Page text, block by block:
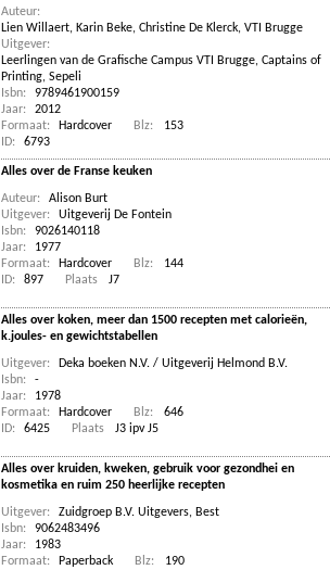
Auteur:
Lien Willaert, Karin Beke, Christine De Klerck, VTI Brugge
Uitgever:
Leerlingen van de Grafische Campus VTI Brugge, Captains of
Printing, Sepeli
Isbn:
9789461900159
Jaar:
2012
Formaat:
Hardcover Blz:
153
ID:
6793
Alles over de Franse keuken
Auteur:
Alison Burt
Uitgever:
Uitgeverij De Fontein
Isbn:
9026140118
Jaar:
1977
Formaat:
Hardcover Blz:
144
ID:
897 Plaats J7
Alles over koken, meer dan 1500 recepten met calorieën,
k.joules- en gewichtstabellen
Uitgever:
Deka boeken N.V. / Uitgeverij Helmond B.V.
Isbn:
-
Jaar:
1978
Formaat:
Hardcover Blz:
646
ID:
6425 Plaats J3 ipv J5
Alles over kruiden, kweken, gebruik voor gezondhei en
kosmetika en ruim 250 heerlijke recepten
Uitgever:
Zuidgroep B.V. Uitgevers, Best
Isbn:
9062483496
Jaar:
1983
Formaat:
Paperback Blz:
190